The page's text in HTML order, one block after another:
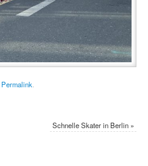
Permalink
Schnelle Skater in Berlin »